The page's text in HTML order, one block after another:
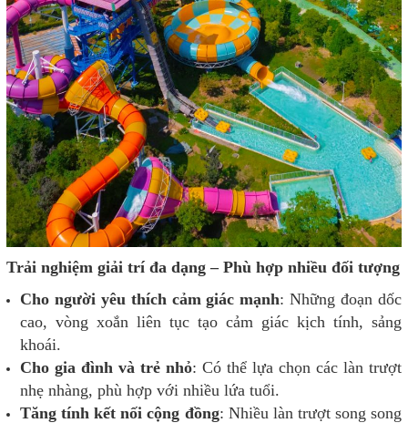
Trải nghiệm giải trí đa dạng – Phù hợp nhiều đối tượng
Cho người yêu thích cảm giác mạnh: Những đoạn dốc
cao, vòng xoắn liên tục tạo cảm giác kịch tính, sảng
khoái.
Cho gia đình và trẻ nhỏ: Có thể lựa chọn các làn trượt
nhẹ nhàng, phù hợp với nhiều lứa tuổi.
Tăng tính kết nối cộng đồng: Nhiều làn trượt song song